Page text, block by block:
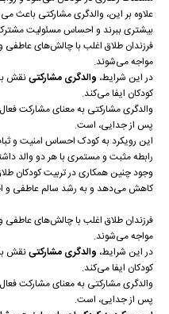
علاوه بر این، والدگری مشارکتی باعث
بیشتری ببرند و احساس مسئولیت مشترک
فرزندان طلاق اغلب با چالش‌های
مواجه می‌شوند.
در این شرایط، والدگری مشارکتینقش
کودکان ایفا می‌کند.
والدگری مشارکتی به معنای مشارکت
پس از جدایی، است.
این رویکرد به کودک احساس امنیت و
رابطه مثبت و مستمری با هر دو والد
وجود چنین همکاری در تربیت کودکان
کاهش می‌دهد و به رشد سالم عاطفی و
فرزندان طلاق اغلب با چالش‌های
مواجه می‌شوند.
در این شرایط، والدگری مشارکتینقش
کودکان ایفا می‌کند.
والدگری مشارکتی به معنای مشارکت
پس از جدایی، است.